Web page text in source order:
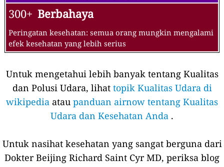
300+ Berbahaya
Peringatan kesehatan: semua orang mungkin mengalami
efek kesehatan yang lebih serius
Untuk mengetahui lebih banyak tentang Kualitas
dan Polusi Udara, lihat topik Kualitas Udara di
wikipedia atau panduan airnow tentang Kualitas
Udara dan Kesehatan Anda .
Untuk nasihat kesehatan yang sangat berguna dari
Dokter Beijing Richard Saint Cyr MD, periksa blog